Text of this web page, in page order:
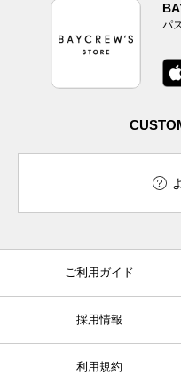
パ
ご利用ガイド
採用情報
利用規約